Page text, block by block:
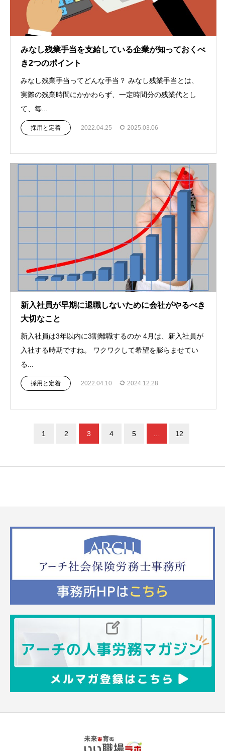
みなし残業手当を支給している企業が知っておくべ
き2つのポイント
みなし残業手当ってどんな手当？ みなし残業手当とは、
実際の残業時間にかかわらず、一定時間分の残業代とし
て、毎...
採用と定着 2022.04.25 2025.03.06
新入社員が早期に退職しないために会社がやるべき
大切なこと
新入社員は3年以内に3割離職するのか 4月は、新入社員が
入社する時期ですね。 ワクワクして希望を膨らませてい
る...
採用と定着 2022.04.10 2024.12.28
1 2 3 4 5 … 12